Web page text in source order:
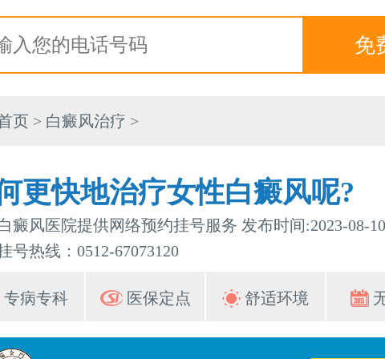
页 > 白癜风治疗 >
更快地治疗女性白癜风呢?
癜风医院提供网络预约挂号服务 发布时间:2023-08-10
号热线：0512-67073120
专病专科 医保定点 舒适环境